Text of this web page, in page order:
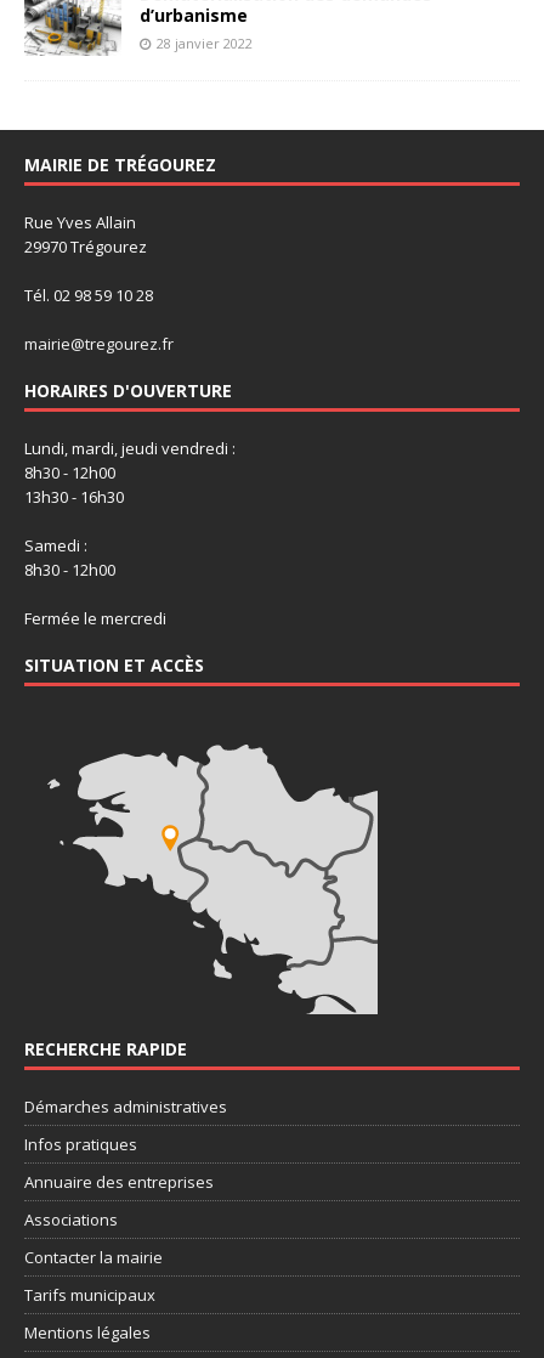
d’urbanisme
28 janvier 2022
MAIRIE DE TRÉGOUREZ
Rue Yves Allain
29970 Trégourez
Tél. 02 98 59 10 28
mairie@tregourez.fr
HORAIRES D'OUVERTURE
Lundi, mardi, jeudi vendredi :
8h30 - 12h00
13h30 - 16h30
Samedi :
8h30 - 12h00
Fermée le mercredi
SITUATION ET ACCÈS
RECHERCHE RAPIDE
Démarches administratives
Infos pratiques
Annuaire des entreprises
Associations
Contacter la mairie
Tarifs municipaux
Mentions légales